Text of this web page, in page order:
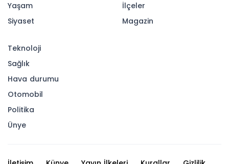
Yaşam
Siyaset
İlçeler
Magazin
Teknoloji
Sağlık
Hava durumu
Otomobil
Politika
Ünye